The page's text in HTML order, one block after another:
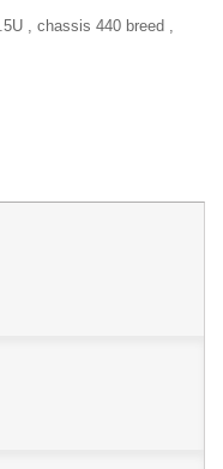
, chassis 440 breed ,